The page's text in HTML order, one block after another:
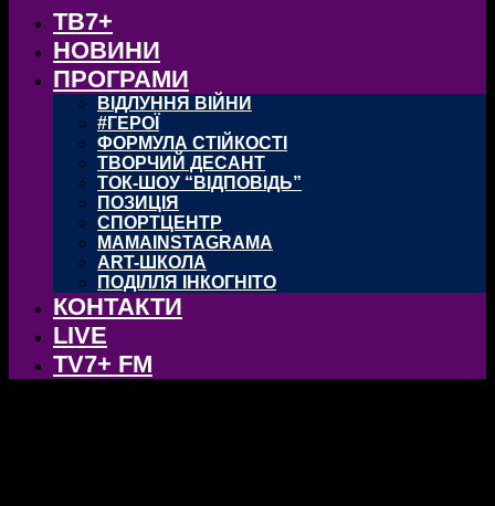
ТВ7+
НОВИНИ
ПРОГРАМИ
ВІДЛУННЯ ВІЙНИ
#ГЕРОЇ
ФОРМУЛА СТІЙКОСТІ
ТВОРЧИЙ ДЕСАНТ
ТОК-ШОУ “ВІДПОВІДЬ”
ПОЗИЦІЯ
СПОРТЦЕНТР
MAMAINSTAGRAMA
ART-ШКОЛА
ПОДІЛЛЯ ІНКОГНІТО
КОНТАКТИ
LIVE
TV7+ FM